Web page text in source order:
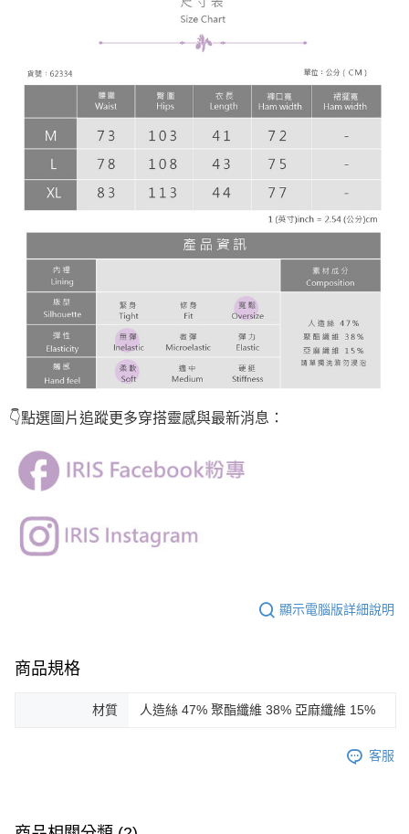
👇點選圖片追蹤更多穿搭靈感與最新消息：
顯示電腦版詳細說明
商品規格
材質 人造絲 47% 聚酯纖維 38% 亞麻纖維 15%
客服